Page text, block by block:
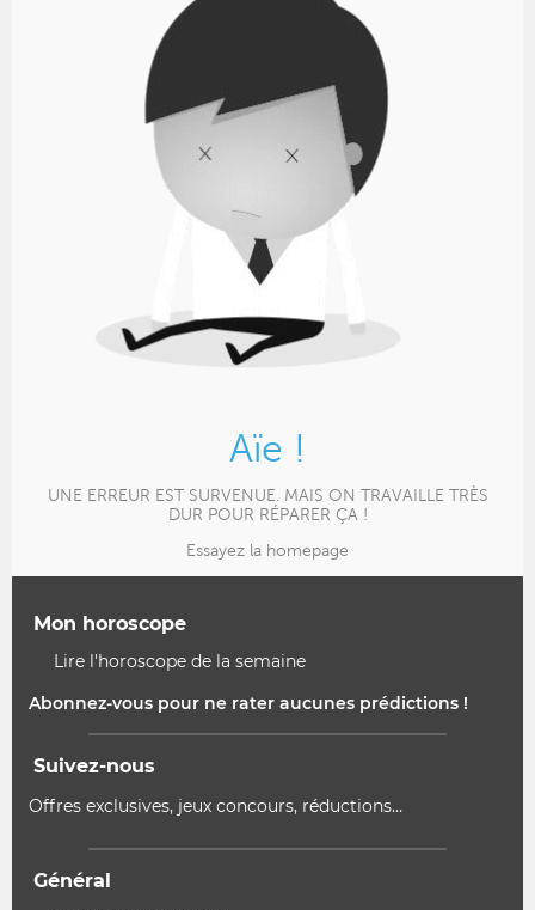
Aïe !
UNE ERREUR EST SURVENUE. MAIS ON TRAVAILLE TRÈS
DUR POUR RÉPARER ÇA !
Essayez la homepage
Mon horoscope
Lire l'horoscope de la semaine
Abonnez-vous pour ne rater aucunes prédictions !
Suivez-nous
Offres exclusives, jeux concours, réductions…
Général